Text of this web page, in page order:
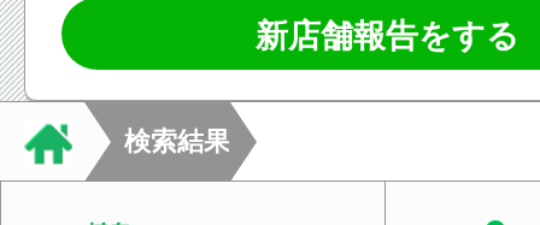
新店舗報告をする
検索結果